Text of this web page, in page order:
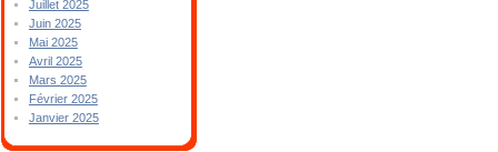
Juillet 2025
Juin 2025
Mai 2025
Avril 2025
Mars 2025
Février 2025
Janvier 2025